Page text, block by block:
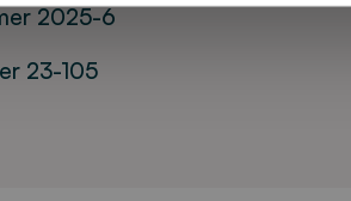
2025-6
23-105